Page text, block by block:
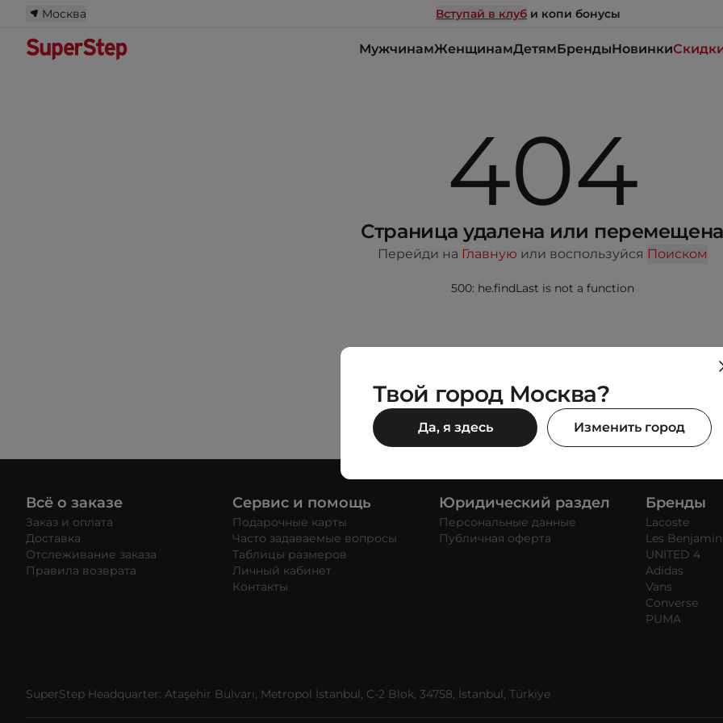
Москва Вступай в клуб и копи бонусы
МужчинамЖенщинамДетямБрендыНовинки
404
Страница удалена или перемещена
Перейди на Главную или воспользуйся Поиском
500: he.findLast is not a function
Всё о заказе
Заказ и оплата
Доставка
Отслеживание заказа
Правила возврата
Сервис и помощь
Подарочные карты
Часто задаваемые вопросы
Таблицы размеров
Личный кабинет
Контакты
Юридический раздел
Персональные данные
Публичная оферта
Бренды
Lacoste
Les
UNITED 4
Adidas
Vans
Converse
PUMA
SuperStep Headquarter: Ataşehir Bulvarı, Metropol İstanbul, C-2 Blok, 34758, İstanbul, Türkiye
Твой город Москва?
Да, я здесь Изменить город